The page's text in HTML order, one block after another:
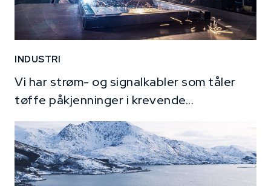
INDUSTRI
Vi har strøm- og signalkabler som tåler
tøffe påkjenninger i krevende...